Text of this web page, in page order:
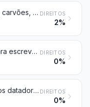
Lápis, minas, pastéis, carvões, gizes para escrever ou desenhar e gizes de alfaiate DIREITOS
2%
Lousas e quadros para escrever ou desenhar, mesmo emoldurados DIREITOS
0%
Carimbos, incluindo os datadores e numeradores, sinetes e artigos semelhantes (incluindo os aparelhos para impressão de etiquetas), manuais; dispositivos manuais de composição tipográfica e jogos de impressão manuais que contenham tais dispositivos DIREITOS
0%